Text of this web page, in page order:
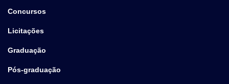
Concursos
Licitações
Graduação
Pós-graduação